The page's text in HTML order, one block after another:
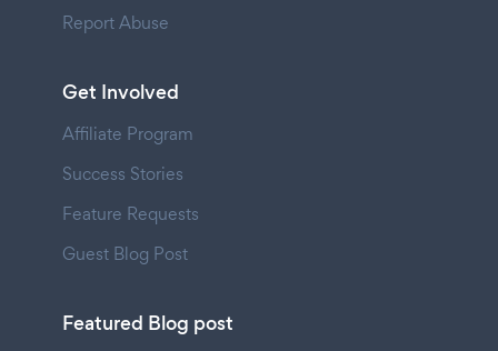
Report Abuse
Get Involved
Affiliate Program
Success Stories
Feature Requests
Guest Blog Post
Featured Blog post